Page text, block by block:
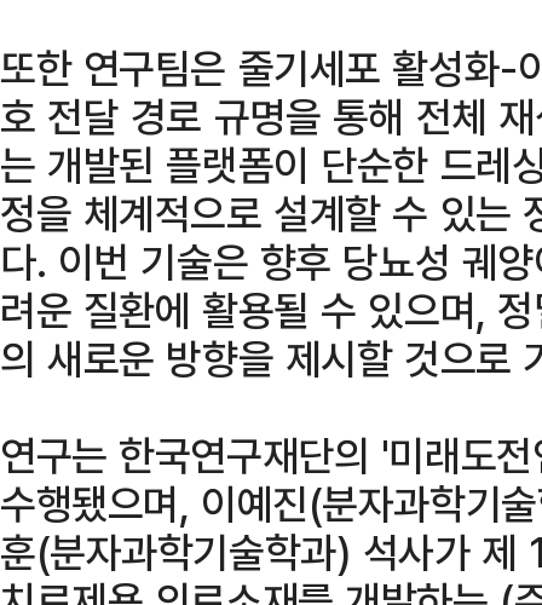
또한 연구팀은 줄기세포 활성화-
호 전달 경로 규명을 통해 전체
는 개발된 플랫폼이 단순한 드레
정을 체계적으로 설계할 수 있는
다. 이번 기술은 향후 당뇨성 궤
려운 질환에 활용될 수 있으며,
의 새로운 방향을 제시할 것으로
연구는 한국연구재단의 '미래도
수행됐으며, 이예진(분자과학기
훈(분자과학기술학과) 석사가 제